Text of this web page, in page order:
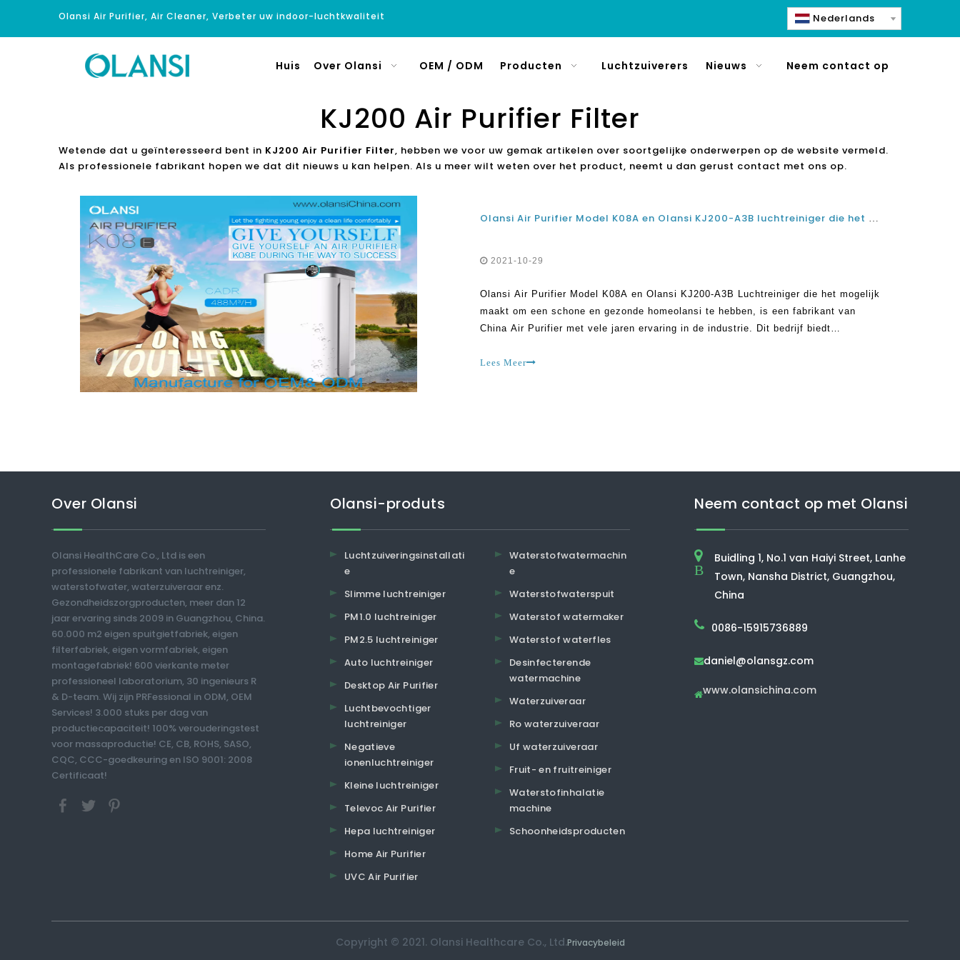
Olansi Air Purifier, Air Cleaner, Verbeter uw indoor-luchtkwaliteit Nederlands
Huis Over Olansi OEM / ODM Producten Luchtzuiverers Nieuws Neem contact op
KJ200 Air Purifier Filter
Wetende dat u geïnteresseerd bent in KJ200 Air Purifier Filter, hebben we voor uw gemak artikelen over soortgelijke onderwerpen op de website vermeld.
Als professionele fabrikant hopen we dat dit nieuws u kan helpen. Als u meer wilt weten over het product, neemt u dan gerust contact met ons op.
Olansi Air Purifier Model K08A en Olansi KJ200-A3B luchtreiniger die het mogelijk maakt om een ​​schoon en gezond huis te hebben
2021-10-29
Olansi Air Purifier Model K08A en Olansi KJ200-A3B Luchtreiniger die het mogelijk
maakt om een ​​schone en gezonde homeolansi te hebben, is een fabrikant van
China Air Purifier met vele jaren ervaring in de industrie. Dit bedrijf biedt
handhaven
Lees Meer
Over Olansi
Olansi HealthCare Co., Ltd is een
professionele fabrikant van luchtreiniger,
waterstofwater, waterzuiveraar enz.
Gezondheidszorgproducten, meer dan 12
jaar ervaring sinds 2009 in Guangzhou, China.
60.000 m2 eigen spuitgietfabriek, eigen
filterfabriek, eigen vormfabriek, eigen
montagefabriek! 600 vierkante meter
professioneel laboratorium, 30 ingenieurs R
& D-team. Wij zijn PRFessional in ODM, OEM
Services! 3.000 stuks per dag van
productiecapaciteit! 100% verouderingstest
voor massaproductie! CE, CB, ROHS, SASO,
CQC, CCC-goedkeuring en ISO 9001: 2008
Certificaat!
Olansi-produts
Luchtzuiveringsinstallati
e
Slimme luchtreiniger
PM1.0 luchtreiniger
PM2.5 luchtreiniger
Auto luchtreiniger
Desktop Air Purifier
Luchtbevochtiger
luchtreiniger
Negatieve
ionenluchtreiniger
Kleine luchtreiniger
Televoc Air Purifier
Hepa luchtreiniger
Home Air Purifier
UVC Air Purifier
Waterstofwatermachin
e
Waterstofwaterspuit
Waterstof watermaker
Waterstof waterfles
Desinfecterende
watermachine
Waterzuiveraar
Ro waterzuiveraar
Uf waterzuiveraar
Fruit- en fruitreiniger
Waterstofinhalatie
machine
Schoonheidsproducten
Neem contact op met Olansi
B
Buidling 1, No.1 van Haiyi Street, Lanhe
Town, Nansha District, Guangzhou,
China
0086-15915736889
daniel@olansgz.com
www.olansichina.com
Copyright © 2021. Olansi Healthcare Co., Ltd.Privacybeleid